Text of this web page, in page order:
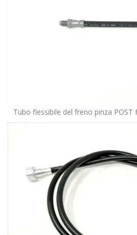
Tubo flessibile del freno pinza POST